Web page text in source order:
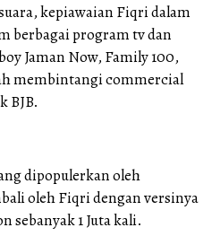
kepiawaian Fiqri dalam
berbagai program tv dan
Jaman Now, Family 100,
membintangi commercial
BJB.
dipopulerkan oleh
oleh Fiqri dengan versinya
sebanyak 1 Juta kali.